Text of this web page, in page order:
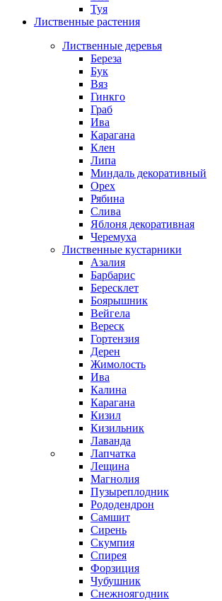
Туя
Лиственные растения
Лиственные деревья
Береза
Бук
Вяз
Гинкго
Граб
Ива
Карагана
Клен
Липа
Миндаль декоративный
Орех
Рябина
Слива
Яблоня декоративная
Черемуха
Лиственные кустарники
Азалия
Барбарис
Бересклет
Боярышник
Вейгела
Вереск
Гортензия
Дерен
Жимолость
Ива
Калина
Карагана
Кизил
Кизильник
Лаванда
Лапчатка
Лещина
Магнолия
Пузыреплодник
Рододендрон
Самшит
Сирень
Скумпия
Спирея
Форзиция
Чубушник
Снежноягодник